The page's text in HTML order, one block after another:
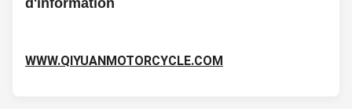
d'information
WWW.QIYUANMOTORCYCLE.COM